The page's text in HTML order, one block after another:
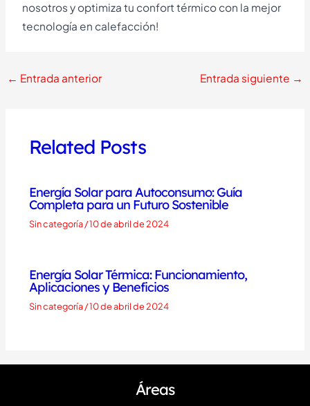
nosotros y optimiza tu confort térmico con la mejor
tecnología en calefacción!
← Entrada anterior Entrada siguiente →
Related Posts
Energía Solar para Autoconsumo: Guía
Completa para un Futuro Sostenible
Sin categoría/10 de abril de 2024
Energía Solar Térmica: Funcionamiento,
Aplicaciones y Beneficios
Sin categoría/10 de abril de 2024
Áreas